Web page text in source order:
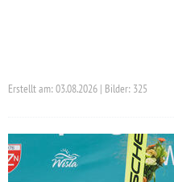
Erstellt am: 03.08.2026 | Bilder: 325